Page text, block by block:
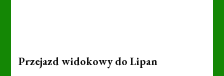
Przejazd widokowy do Lipan